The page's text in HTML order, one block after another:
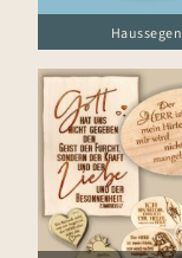
Haussegen